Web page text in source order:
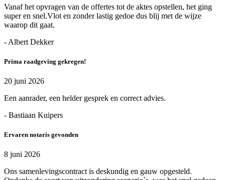
Vanaf het opvragen van de offertes tot de aktes opstellen, het ging
super en snel.Vlot en zonder lastig gedoe dus blij met de wijze
waarop dit gaat.
- Albert Dekker
Prima raadgeving gekregen!
20 juni 2026
Een aanrader, een helder gesprek en correct advies.
- Bastiaan Kuipers
Ervaren notaris gevonden
8 juni 2026
Ons samenlevingscontract is deskundig en gauw opgesteld.